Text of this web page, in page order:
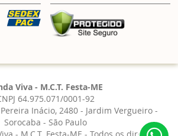
Viva - M.C.T. Festa-ME
64.975.071/0001-92
Inácio, 2480 - Jardim Vergueiro -
Sorocaba - São Paulo